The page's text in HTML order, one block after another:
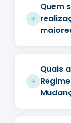
Quem
Quais